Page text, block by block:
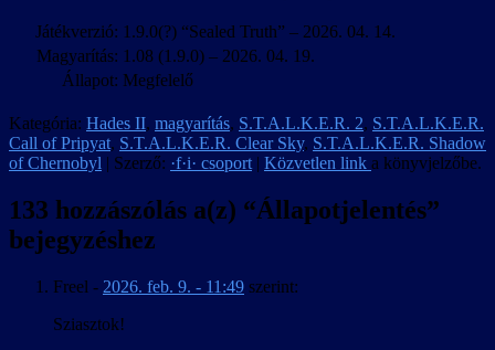
Játékverzió: 1.9.0(?) “Sealed Truth” – 2026. 04. 14.
Magyarítás: 1.08 (1.9.0) – 2026. 04. 19.
Állapot: Megfelelő
Kategória: Hades II, magyarítás, S.T.A.L.K.E.R. 2, S.T.A.L.K.E.R.
Call of Pripyat, S.T.A.L.K.E.R. Clear Sky, S.T.A.L.K.E.R. Shadow
of Chernobyl | Szerző: ·f·i· csoport | Közvetlen link a könyvjelzőbe.
133 hozzászólás a(z) “Állapotjelentés”
bejegyzéshez
Freel - 2026. feb. 9. - 11:49 szerint:
Sziasztok!